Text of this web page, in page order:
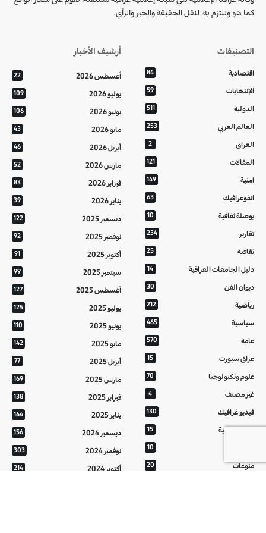
كما هو وتلتزم به، لنقل الحقيقة والخبر والرأي.
التصنيفات
اقتصادية 84
الإنتخابات 59
الدولية 511
العالم العربي 253
العراق 2
المقالات 121
امنية 149
انفوغرافيك 63
بوصلة ثقافية 10
تقارير 234
ثقافية 25
دليل الجامعات العراقية 14
ديوان الفن 30
رياضية 212
سياسية 465
عامة 570
عراق سبورت 15
علوم وتكنولوجيا 70
غير مصنف 4
فيديو غرافيك 130
معالم عراقية 15
10
منوعات 20
أرشيف الأخبار
أغسطس 2026 22
يوليو 2026 109
يونيو 2026 106
مايو 2026 43
أبريل 2026 46
مارس 2026 52
فبراير 2026 83
يناير 2026 39
ديسمبر 2025 122
نوفمبر 2025 92
أكتوبر 2025 91
سبتمبر 2025 99
أغسطس 2025 127
يوليو 2025 125
يونيو 2025 110
مايو 2025 142
أبريل 2025 77
مارس 2025 169
فبراير 2025 138
يناير 2025 164
ديسمبر 2024 156
نوفمبر 2024 303
أكتوبر 2024 214